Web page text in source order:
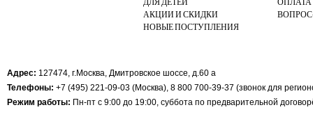
АКЦИИ И СКИДКИ
НОВЫЕ ПОСТУПЛЕНИЯ
Адрес: 127474, г.Москва, Дмитровское шоссе, д.60 а
Телефоны: +7 (495) 221-09-03 (Москва), 8 800 700-39-37 (звонок для
Режим работы: Пн-пт с 9:00 до 19:00, суббота по предварительной